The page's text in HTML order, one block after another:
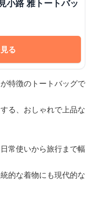
小路 雅トートバッ
る
特徴のトートバッグで
る、おしゃれで上品な
常使いから旅行まで幅
的な着物にも現代的な